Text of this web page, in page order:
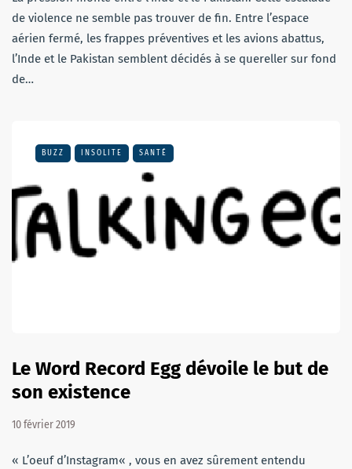
de violence ne semble pas trouver de fin. Entre l’espace
aérien fermé, les frappes préventives et les avions abattus,
l’Inde et le Pakistan semblent décidés à se quereller sur fond
de…
BUZZ INSOLITE SANTÉ
Le Word Record Egg dévoile le but de
son existence
10 février 2019
« L’oeuf d’Instagram« , vous en avez sûrement entendu